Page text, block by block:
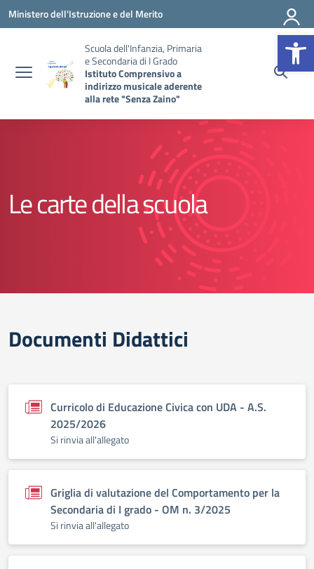
Vai ai contenuti
Vai al menu di navigazione
Vai al footer
Ministero dell'Istruzione e del Merito
Scuola dell'Infanzia, Primaria
e Secondaria di I Grado
Istituto Comprensivo a
indirizzo musicale aderente
alla rete "Senza Zaino"
Le carte della scuola
Documenti Didattici
Curricolo di Educazione Civica con UDA - A.S.
2025/2026
Si rinvia all'allegato
Griglia di valutazione del Comportamento per la
Secondaria di I grado - OM n. 3/2025
Si rinvia all'allegato